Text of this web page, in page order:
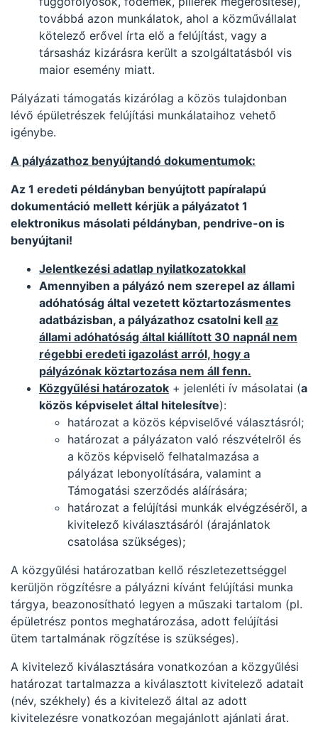
továbbá azon munkálatok, ahol a közművállalat
kötelező erővel írta elő a felújítást, vagy a
társasház kizárásra került a szolgáltatásból vis
maior esemény miatt.
Pályázati támogatás kizárólag a közös tulajdonban
lévő épületrészek felújítási munkálataihoz vehető
igénybe.
A pályázathoz benyújtandó dokumentumok:
Az 1 eredeti példányban benyújtott papíralapú
dokumentáció mellett kérjük a pályázatot 1
elektronikus másolati példányban, pendrive-on is
benyújtani!
Jelentkezési adatlap nyilatkozatokkal
Amennyiben a pályázó nem szerepel az állami
adóhatóság által vezetett köztartozásmentes
adatbázisban, a pályázathoz csatolni kell az
állami adóhatóság által kiállított 30 napnál nem
régebbi eredeti igazolást arról, hogy a
pályázónak köztartozása nem áll fenn.
Közgyűlési határozatok + jelenléti ív másolatai (a
közös képviselet által hitelesítve):
határozat a közös képviselővé választásról;
határozat a pályázaton való részvételről és
a közös képviselő felhatalmazása a
pályázat lebonyolítására, valamint a
Támogatási szerződés aláírására;
határozat a felújítási munkák elvégzéséről, a
kivitelező kiválasztásáról (árajánlatok
csatolása szükséges);
A közgyűlési határozatban kellő részletezettséggel
kerüljön rögzítésre a pályázni kívánt felújítási munka
tárgya, beazonosítható legyen a műszaki tartalom (pl.
épületrész pontos meghatározása, adott felújítási
ütem tartalmának rögzítése is szükséges).
A kivitelező kiválasztására vonatkozóan a közgyűlési
határozat tartalmazza a kiválasztott kivitelező adatait
(név, székhely) és a kivitelező által az adott
kivitelezésre vonatkozóan megajánlott ajánlati árat.